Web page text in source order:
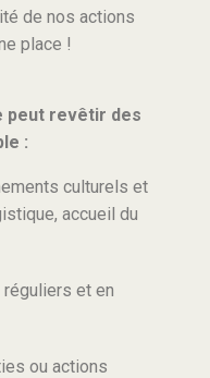
de nos actions
place !
peut revêtir des
:
culturels et
accueil du
réguliers et en
ou actions